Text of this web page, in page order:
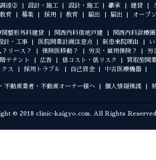
達② 設計・施工 設計・施工 継承 建貸
育 募集 採用 教育 届出 届出 オープン
間整形外科建貸 関西内科借地戸建
関西内科診療圏
計・工事 医院開業計画注意点 新患来院理由
？リース？ 保険医移動？ 労災・雇用保険？ 労
テナント 広告 低コスト・低リスク 買取型開業
クス 採用トラブル 自己資金 中古医療機器
不動産業者・不動産オーナー様へ 個人情報保護
© 2018 clinic-kaigyo.com. All Rights